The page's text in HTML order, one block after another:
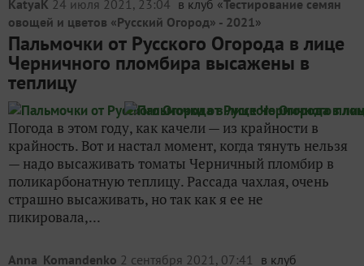
KatyaK 24 июля 2021, 23:04 в клуб «Тестирование семян
овощей и цветов «Русский Огород» - 2021»
Пальмочки от Русского Огорода в лице
Черничного пломбира высажены в
теплицу
Погода в этом году, как качели — из крайности в
крайность. Вот и настал момент, когда тянуть нельзя
— надо высаживать томаты Черничный пломбир в
поликарбонатную теплицу. Рассада чахлая, очень
страшно высаживать, но так как я ее не
пикировала,...
Anna_Komandenko 2 сентября 2021, 07:41 в клуб